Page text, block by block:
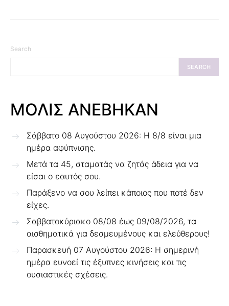
Search
SEARCH
ΜΟΛΙΣ ΑΝΕΒΗΚΑΝ
Σάββατο 08 Αυγούστου 2026: Η 8/8 είναι μια
ημέρα αφύπνισης.
Μετά τα 45, σταματάς να ζητάς άδεια για να
είσαι ο εαυτός σου.
Παράξενο να σου λείπει κάποιος που ποτέ δεν
είχες.
Σαββατοκύριακο 08/08 έως 09/08/2026, τα
αισθηματικά για δεσμευμένους και ελεύθερους!
Παρασκευή 07 Αυγούστου 2026: Η σημερινή
ημέρα ευνοεί τις έξυπνες κινήσεις και τις
ουσιαστικές σχέσεις.